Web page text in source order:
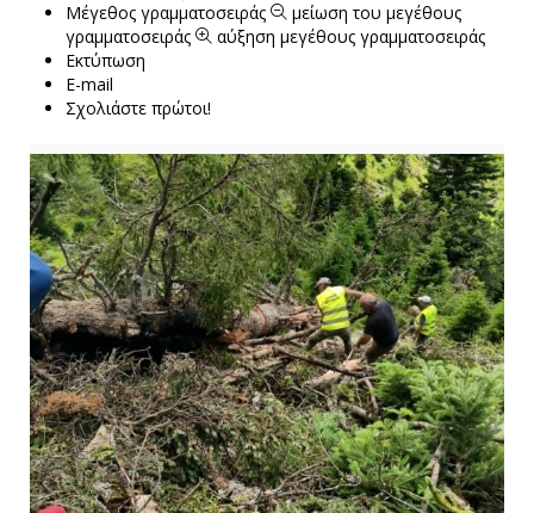
Μέγεθος γραμματοσειράς
μείωση του μεγέθους
γραμματοσειράς
αύξηση μεγέθους γραμματοσειράς
Εκτύπωση
E-mail
Σχολιάστε πρώτοι!